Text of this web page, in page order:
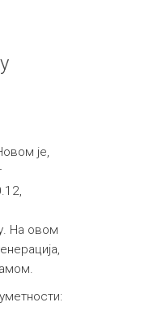
је,
На овом